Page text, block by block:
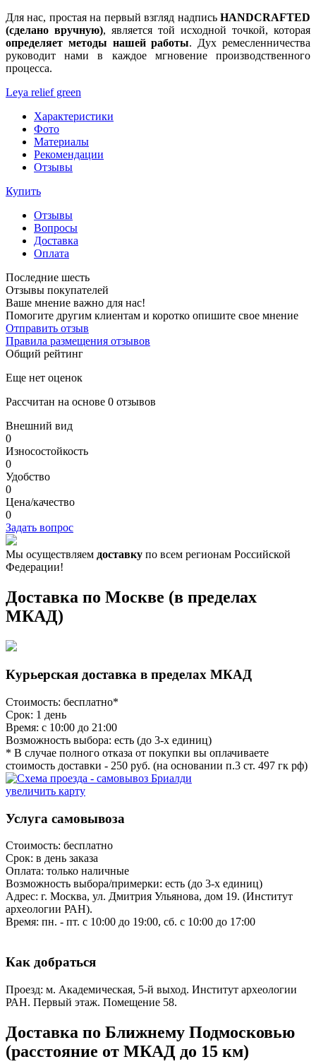
Для нас, простая на первый взгляд надпись HANDCRAFTED
(сделано вручную), является той исходной точкой, которая
определяет методы нашей работы. Дух ремесленничества
руководит нами в каждое мгновение производственного
процесса.
Leya relief green
Характеристики
Фото
Материалы
Рекомендации
Отзывы
Купить
Отзывы
Вопросы
Доставка
Оплата
Последние шесть
Отзывы покупателей
Ваше мнение важно для нас!
Помогите другим клиентам и коротко опишите свое мнение
Отправить отзыв
Правила размещения отзывов
Общий рейтинг
Еще нет оценок
Рассчитан на основе 0 отзывов
Внешний вид
0
Износостойкость
0
Удобство
0
Цена/качество
0
Задать вопрос
Мы осуществляем доставку по всем регионам Российской
Федерации!
Доставка по Москве (в пределах
МКАД)
Курьерская доставка в пределах МКАД
Стоимость: бесплатно*
Срок: 1 день
Время: с 10:00 до 21:00
Возможность выбора: есть (до 3-х единиц)
* В случае полного отказа от покупки вы оплачиваете
стоимость доставки - 250 руб. (на основании п.3 ст. 497 гк рф)
увеличить карту
Услуга самовывоза
Стоимость: бесплатно
Срок: в день заказа
Оплата: только наличные
Возможность выбора/примерки: есть (до 3-х единиц)
Адрес: г. Москва, ул. Дмитрия Ульянова, дом 19. (Институт
археологии РАН).
Время: пн. - пт. с 10:00 до 19:00, сб. с 10:00 до 17:00
Как добраться
Проезд: м. Академическая, 5-й выход. Институт археологии
РАН. Первый этаж. Помещение 58.
Доставка по Ближнему Подмосковью
(расстояние от МКАД до 15 км)